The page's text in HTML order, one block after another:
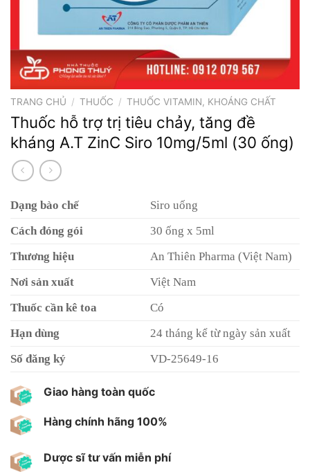
TRANG CHỦ / THUỐC / THUỐC VITAMIN, KHOÁNG CHẤT
Thuốc hỗ trợ trị tiêu chảy, tăng đề
kháng A.T ZinC Siro 10mg/5ml (30 ống)
Dạng bào chế
Siro uống
Cách đóng gói
30 ống x 5ml
Thương hiệu
An Thiên Pharma (Việt Nam)
Nơi sản xuất
Việt Nam
Thuốc cần kê toa
Có
Hạn dùng
24 tháng kể từ ngày sản xuất
Số đăng ký
VD-25649-16
Giao hàng toàn quốc
Hàng chính hãng 100%
Dược sĩ tư vấn miễn phí